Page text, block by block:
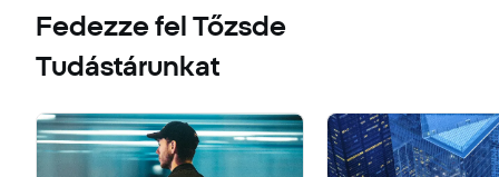
Fedezze fel Tőzsde
Tudástárunkat